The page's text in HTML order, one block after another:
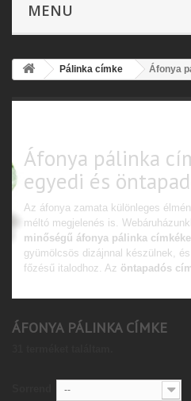
MENU
Pálinka címke Áfonya
Áfonya pálinka
egyedi és
Az áfonya zamata különleges
méltó megjelenés is.
minőségű áfonya pálinka
gyümölcsös dizájnnal készülnek,
főzésű italodhoz. Az öntapadós
ÁFONYA PÁLINKA CÍMKE
--